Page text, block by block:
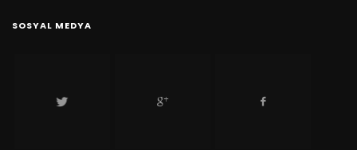
SOSYAL MEDYA